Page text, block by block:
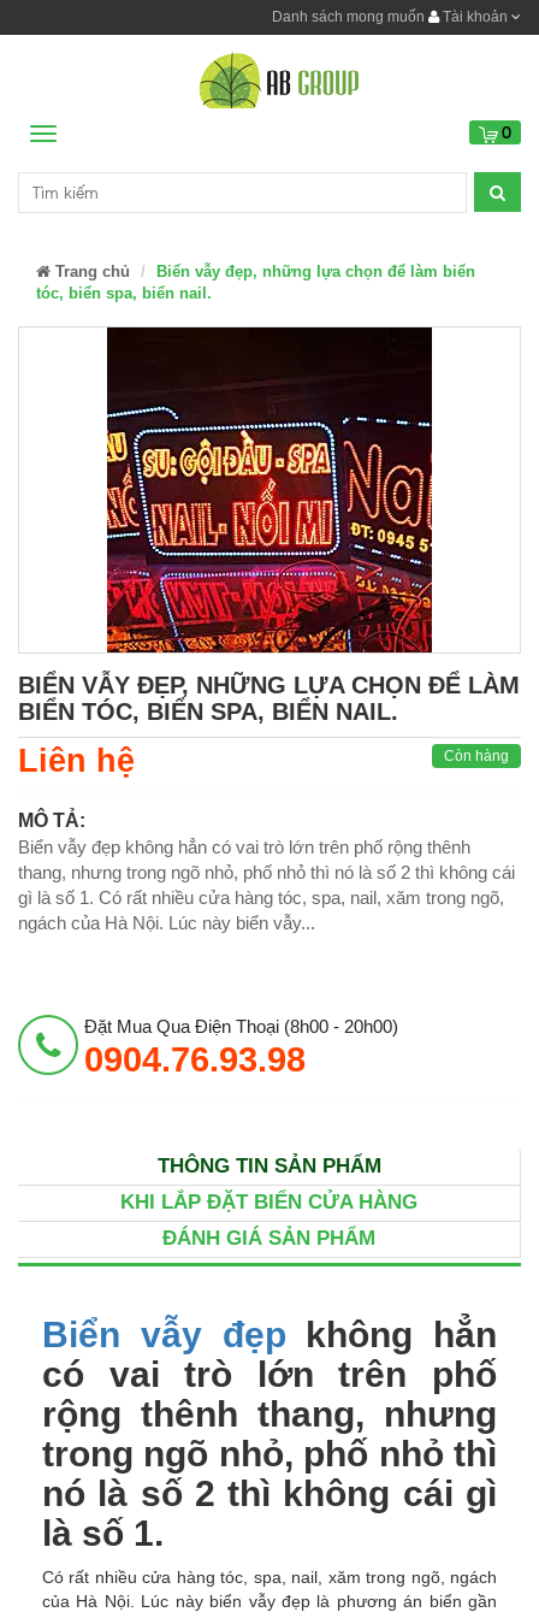
Danh sách mong muốn Tài khoản
Menu 0
Trang chủ
Biển vẫy đẹp, những lựa chọn để làm biển
tóc, biển spa, biển nail.
BIỂN VẪY ĐẸP, NHỮNG LỰA CHỌN ĐỂ LÀM
BIỂN TÓC, BIỂN SPA, BIỂN NAIL.
Liên hệ Còn hàng
MÔ TẢ:
Biển vẫy đẹp không hẳn có vai trò lớn trên phố rộng thênh
thang, nhưng trong ngõ nhỏ, phố nhỏ thì nó là số 2 thì không cái
gì là số 1. Có rất nhiều cửa hàng tóc, spa, nail, xăm trong ngõ,
ngách của Hà Nội. Lúc này biển vẫy...
Đặt Mua Qua Điện Thoại (8h00 - 20h00)
0904.76.93.98
THÔNG TIN SẢN PHẨM
KHI LẮP ĐẶT BIỂN CỬA HÀNG
ĐÁNH GIÁ SẢN PHẨM
Biển vẫy đẹp không hẳn
có vai trò lớn trên phố
rộng thênh thang, nhưng
trong ngõ nhỏ, phố nhỏ thì
nó là số 2 thì không cái gì
là số 1.
Có rất nhiều cửa hàng tóc, spa, nail, xăm trong ngõ, ngách
của Hà Nội. Lúc này biển vẫy đẹp là phương án biển gần